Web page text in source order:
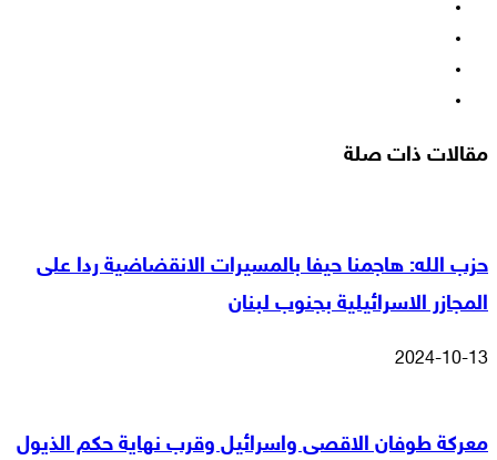
مقالات ذات صلة
حزب الله: هاجمنا حيفا بالمسيرات الانقضاضية ردا على
المجازر الاسرائيلية بجنوب لبنان
2024-10-13
معركة طوفان الاقصى واسرائيل وقرب نهاية حكم الذيول